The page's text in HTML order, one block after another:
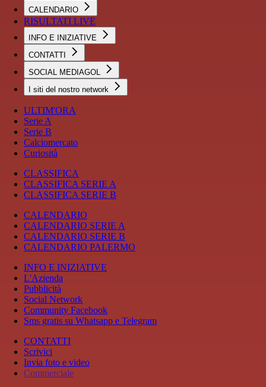
CALENDARIO
RISULTATI LIVE
INFO E INIZIATIVE
CONTATTI
SOCIAL MEDIAGOL
I siti del nostro network
ULTIM'ORA
Serie A
Serie B
Calciomercato
Curiosità
CLASSIFICA
CLASSIFICA SERIE A
CLASSIFICA SERIE B
CALENDARIO
CALENDARIO SERIE A
CALENDARIO SERIE B
CALENDARIO PALERMO
INFO E INIZIATIVE
L'Azienda
Pubblicità
Social Network
Community Facebook
Sms gratis su Whatsapp e Telegram
CONTATTI
Scrivici
Invia foto e video
Commerciale